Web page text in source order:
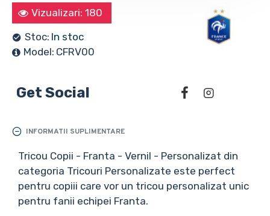
Stoc: In stoc
Model: CFRV00
Vizualizari: 180
Get Social
INFORMATII SUPLIMENTARE
Tricou Copii - Franta - Vernil - Personalizat din
categoria Tricouri Personalizate este perfect
pentru copiii care vor un tricou personalizat unic
pentru fanii echipei Franta.